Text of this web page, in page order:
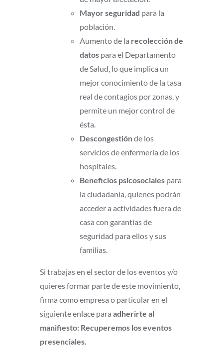
Mayor seguridad para la
población.
Aumento de la recolección de
datos para el Departamento
de Salud, lo que implica un
mejor conocimiento de la tasa
real de contagios por zonas, y
permite un mejor control de
ésta.
Descongestiónde los
servicios de enfermería de los
hospitales.
Beneficios psicosociales para
la ciudadanía, quienes podrán
acceder a actividades fuera de
casa con garantías de
seguridad para ellos y sus
familias.
Si trabajas en el sector de los eventos y/o
quieres formar parte de este movimiento,
firma como empresa o particular en el
siguiente enlace para adherirte al
manifiesto: Recuperemos los eventos
presenciales.